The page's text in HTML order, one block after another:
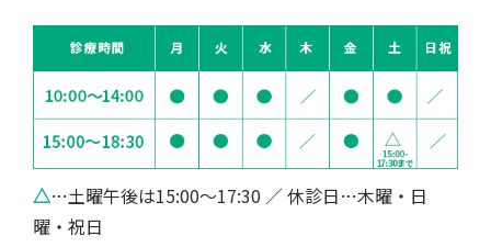
△…土曜午後は15:00～17:30 ／ 休診日…木曜・日
曜・祝日